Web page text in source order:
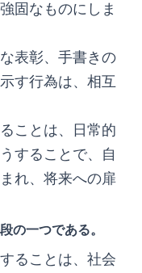
固なものにしま
表彰、手書きの
す行為は、相互
ことは、日常的
することで、自
れ、将来への扉
の一つである。
ることは、社会